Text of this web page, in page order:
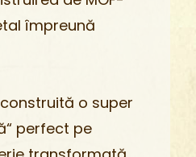
împreună
o super
perfect pe